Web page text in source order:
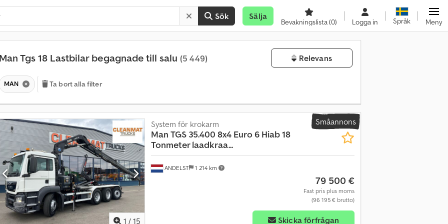
Sök Sälja
Bevakningslista(0) Logga in Språk Meny
Man Tgs 18 Lastbilar begagnade till salu (5 449) Relevans
MAN Ta bort alla filter
Småannons
1 / 15
ANDELST 1 214 km
System för krokarm
Man TGS 35.400 8x4 Euro 6 Hiab 18
Tonmeter laadkraa...
79 500 €
Fast pris plus moms
(96 195 € brutto)
Skicka förfrågan